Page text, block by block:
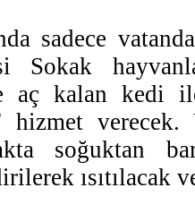
sadece
Sokak
aç kalan kedi
hizmet verecek.
soğuktan
ısıtılacak